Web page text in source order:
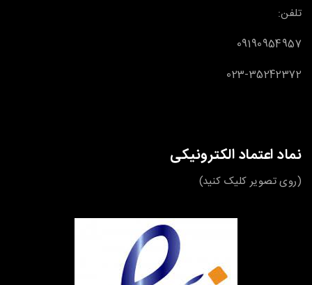
تلفن:
09190954957
023-35242372
نماد اعتماد الکترونیکی
(روی تصویر کلیک کنید)